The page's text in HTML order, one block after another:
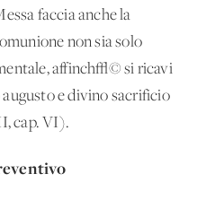
faccia anche la
non sia solo
affinch√© si ricavi
e divino sacrificio
cap. VI).